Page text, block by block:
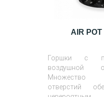
AIR
Горшки с
воздушной
Множество
отверстий